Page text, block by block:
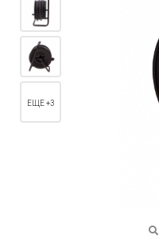
ЕЩЕ +3